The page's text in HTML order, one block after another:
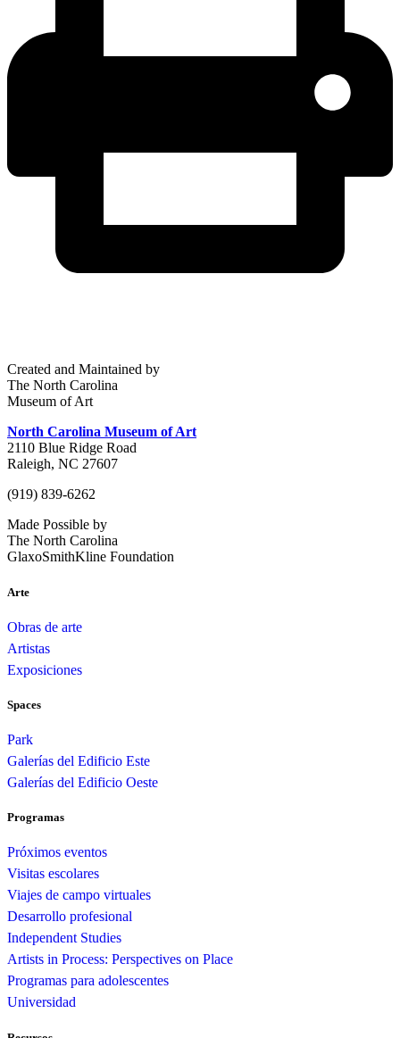
Created and Maintained by
The North Carolina
Museum of Art
North Carolina Museum of Art
2110 Blue Ridge Road
Raleigh, NC 27607
(919) 839-6262
Made Possible by
The North Carolina
GlaxoSmithKline Foundation
Arte
Obras de arte
Artistas
Exposiciones
Spaces
Park
Galerías del Edificio Este
Galerías del Edificio Oeste
Programas
Próximos eventos
Visitas escolares
Viajes de campo virtuales
Desarrollo profesional
Independent Studies
Artists in Process: Perspectives on Place
Programas para adolescentes
Universidad